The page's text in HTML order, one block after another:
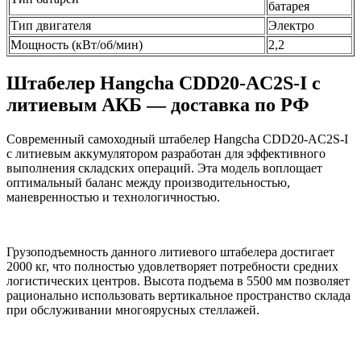
батарея
Тип двигателя
Электро
Мощность (кВт/об/мин)
2,2
Штабелер Hangcha CDD20-AC2S-I с
литиевым АКБ — доставка по РФ
Современный самоходный штабелер Hangcha CDD20-AC2S-I
с литиевым аккумулятором разработан для эффективного
выполнения складских операций. Эта модель воплощает
оптимальный баланс между производительностью,
маневренностью и технологичностью.
Грузоподъемность данного литиевого штабелера достигает
2000 кг, что полностью удовлетворяет потребности средних
логистических центров. Высота подъема в 5500 мм позволяет
рационально использовать вертикальное пространство склада
при обслуживании многоярусных стеллажей.